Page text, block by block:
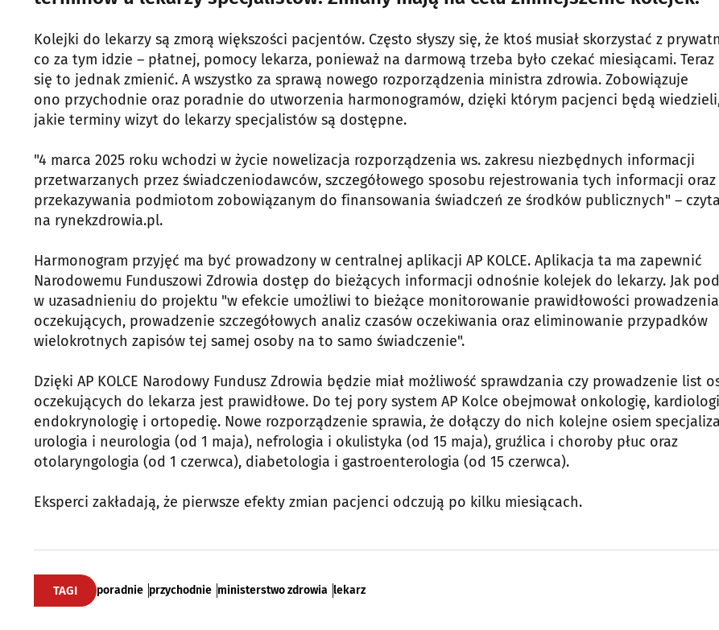
Kolejki do lekarzy są zmorą większości pacjentów. Często słyszy się, że ktoś musiał skorzystać z
co za tym idzie – płatnej, pomocy lekarza, ponieważ na darmową trzeba było czekać miesiącami. Teraz
się to jednak zmienić. A wszystko za sprawą nowego rozporządzenia ministra zdrowia. Zobowiązuje
ono przychodnie oraz poradnie do utworzenia harmonogramów, dzięki którym pacjenci będą
jakie terminy wizyt do lekarzy specjalistów są dostępne.
"4 marca 2025 roku wchodzi w życie nowelizacja rozporządzenia ws. zakresu niezbędnych informacji
przetwarzanych przez świadczeniodawców, szczegółowego sposobu rejestrowania tych informacji oraz
przekazywania podmiotom zobowiązanym do finansowania świadczeń ze środków publicznych" –
na rynekzdrowia.pl.
Harmonogram przyjęć ma być prowadzony w centralnej aplikacji AP KOLCE. Aplikacja ta ma zapewnić
Narodowemu Funduszowi Zdrowia dostęp do bieżących informacji odnośnie kolejek do lekarzy. Jak
w uzasadnieniu do projektu "w efekcie umożliwi to bieżące monitorowanie prawidłowości
oczekujących, prowadzenie szczegółowych analiz czasów oczekiwania oraz eliminowanie przypadków
wielokrotnych zapisów tej samej osoby na to samo świadczenie".
Dzięki AP KOLCE Narodowy Fundusz Zdrowia będzie miał możliwość sprawdzania czy prowadzenie list
oczekujących do lekarza jest prawidłowe. Do tej pory system AP Kolce obejmował onkologię,
endokrynologię i ortopedię. Nowe rozporządzenie sprawia, że dołączy do nich kolejne osiem
urologia i neurologia (od 1 maja), nefrologia i okulistyka (od 15 maja), gruźlica i choroby płuc oraz
otolaryngologia (od 1 czerwca), diabetologia i gastroenterologia (od 15 czerwca).
Eksperci zakładają, że pierwsze efekty zmian pacjenci odczują po kilku miesiącach.
TAGI poradnie przychodnie ministerstwo zdrowia lekarz